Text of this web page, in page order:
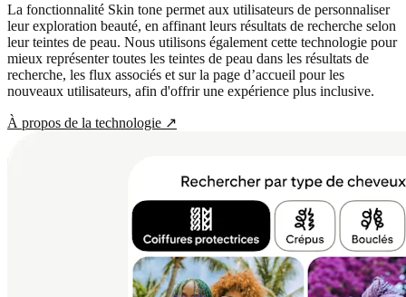
La fonctionnalité Skin tone permet aux utilisateurs de personnaliser
leur exploration beauté, en affinant leurs résultats de recherche selon
leur teintes de peau. Nous utilisons également cette technologie pour
mieux représenter toutes les teintes de peau dans les résultats de
recherche, les flux associés et sur la page d’accueil pour les
nouveaux utilisateurs, afin d'offrir une expérience plus inclusive.
À propos de la technologie ↗